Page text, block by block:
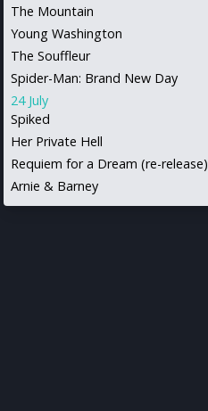
The Mountain
Young Washington
The Souffleur
Spider-Man: Brand New Day
24 July
Spiked
Her Private Hell
Requiem for a Dream (re-release)
Arnie & Barney